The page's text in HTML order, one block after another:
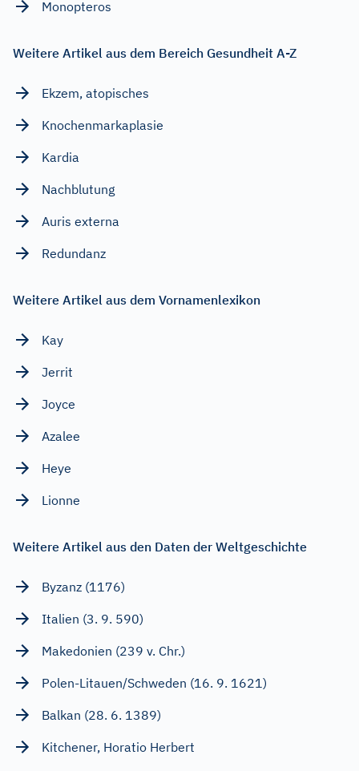
Monopteros
Weitere Artikel aus dem Bereich Gesundheit A-Z
Ekzem, atopisches
Knochenmarkaplasie
Kardia
Nachblutung
Auris externa
Redundanz
Weitere Artikel aus dem Vornamenlexikon
Kay
Jerrit
Joyce
Azalee
Heye
Lionne
Weitere Artikel aus den Daten der Weltgeschichte
Byzanz (1176)
Italien (3. 9. 590)
Makedonien (239 v. Chr.)
Polen-Litauen/Schweden (16. 9. 1621)
Balkan (28. 6. 1389)
Kitchener, Horatio Herbert